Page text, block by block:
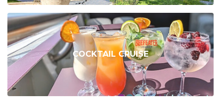
COCKTAIL CRUISE